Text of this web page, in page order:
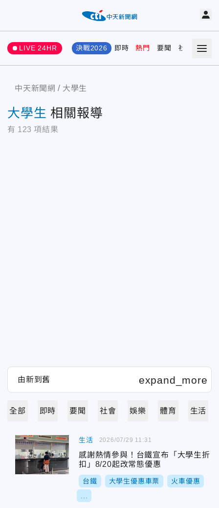
LIVE 24HR 決戰2026 即時 熱門 要聞 社會 娛樂
中天新聞網 大學生
大學生 相關報導
有 123 項結果
全部 即時 要聞 社會 娛樂 體育 生活
生活
感謝熱情參與！台鐵宣布「大學生折
扣」8/20起改常態優惠
台鐵 大學生優惠車票 火車優惠
2026/07/29 11:31